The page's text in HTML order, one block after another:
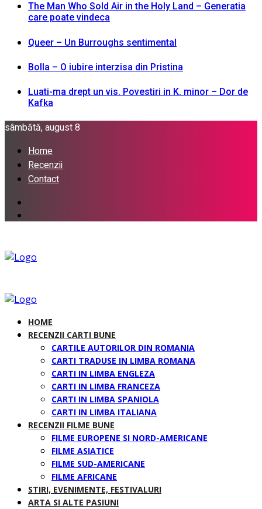
The Man Who Sold Air in the Holy Land – Generatia
care poate vindeca
Queer – Un Burroughs sentimental
Bolla – O iubire interzisa din Pristina
Luati-ma drept un vis. Povestiri in K. minor – Dor de
Kafka
sâmbătă, august 8
Home
Recenzii
Contact
HOME
RECENZII CARTI BUNE
CARTILE AUTORILOR DIN ROMANIA
CARTI TRADUSE IN LIMBA ROMANA
CARTI IN LIMBA ENGLEZA
CARTI IN LIMBA FRANCEZA
CARTI IN LIMBA SPANIOLA
CARTI IN LIMBA ITALIANA
RECENZII FILME BUNE
FILME EUROPENE SI NORD-AMERICANE
FILME ASIATICE
FILME SUD-AMERICANE
FILME AFRICANE
STIRI, EVENIMENTE, FESTIVALURI
ARTA SI ALTE PASIUNI